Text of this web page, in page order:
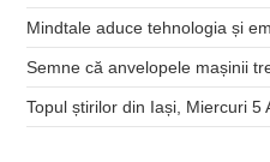
Mindtale aduce tehnologia și
Semne că anvelopele mașinii
Topul știrilor din Iași, Miercuri 5